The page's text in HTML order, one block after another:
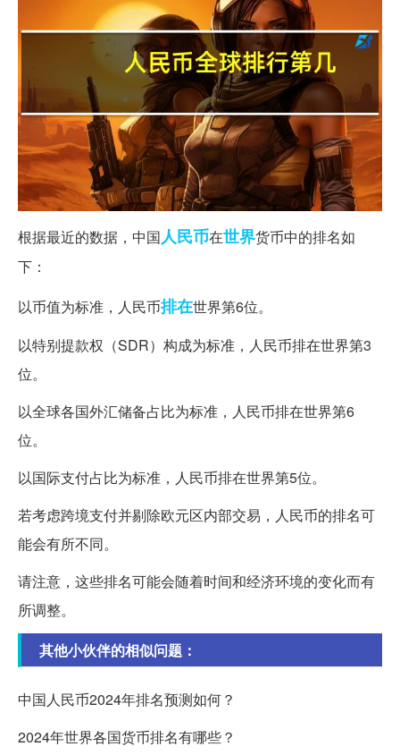
根据最近的数据，中国人民币在世界货币中的排名如
下：
以币值为标准，人民币排在世界第6位。
以特别提款权（SDR）构成为标准，人民币排在世界第3
位。
以全球各国外汇储备占比为标准，人民币排在世界第6
位。
以国际支付占比为标准，人民币排在世界第5位。
若考虑跨境支付并剔除欧元区内部交易，人民币的排名可
能会有所不同。
请注意，这些排名可能会随着时间和经济环境的变化而有
所调整。
其他小伙伴的相似问题：
中国人民币2024年排名预测如何？
2024年世界各国货币排名有哪些？